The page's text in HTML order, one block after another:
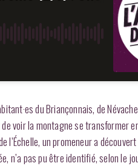
du Briançonnais, de
voir la montagne se transformer
un promeneur a découvert
n’a pas pu être identifié, selon le